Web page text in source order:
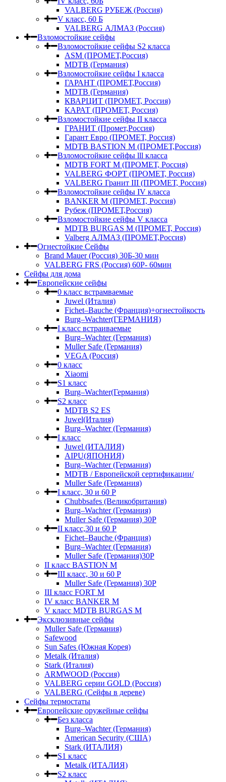
VALBERG РУБЕЖ (Россия)
V класс, 60 Б
VALBERG АЛМАЗ (Россия)
Взломостойкие сейфы
Взломостойкие сейфы S2 класса
ASM (ПРОМЕТ,Россия)
MDTB (Германия)
Взломостойкие сейфы I класса
ГАРАНТ (ПРОМЕТ,Россия)
MDTB (Германия)
КВАРЦИТ (ПРОМЕТ, Россия)
КАРАТ (ПРОМЕТ, Россия)
Взломостойкие сейфы II класса
ГРАНИТ (Промет,Россия)
Гарант Евро (ПРОМЕТ, Россия)
MDTB BASTION M (ПРОМЕТ,Россия)
Взломостойкие сейфы lll класса
MDTB FORT M (ПРОМЕТ, Россия)
VALBERG ФОРТ (ПРОМЕТ, Россия)
VALBERG Гранит III (ПРОМЕТ, Россия)
Взломостойкие сейфы IV класса
BANKER M (ПРОМЕТ, Россия)
Рубеж (ПРОМЕТ,Россия)
Взломостойкие сейфы V класса
MDTB BURGAS M (ПРОМЕТ, Россия)
Valberg АЛМАЗ (ПРОМЕТ,Россия)
Огнестойкие Сейфы
Brand Mauer (Россия) 30Б-30 мин
VALBERG FRS (Россия) 60Р- 60мин
Сейфы для дома
Европейские сейфы
0 класс встрамваемые
Juwel (Италия)
Fichet–Bauche (Франция)+огнестойкость
Burg–Wachter(ГЕРМАНИЯ)
I класс встраиваемые
Burg–Wachter (Германия)
Muller Safe (Германия)
VEGA (Россия)
0 класс
Xiaomi
S1 класс
Burg–Wachter(Германия)
S2 класс
MDTB S2 ES
Juwel(Италия)
Burg–Wachter (Германия)
I класс
Juwel (ИТАЛИЯ)
AIPU(ЯПОНИЯ)
Burg–Wachter (Германия)
MDTB / Европейской сертификации/
Muller Safe (Германия)
I класс, 30 и 60 P
Chubbsafes (Великобритания)
Burg–Wachter (Германия)
Muller Safe (Германия) 30Р
II класс,30 и 60 P
Fichet–Bauche (Франция)
Burg–Wachter (Германия)
Muller Safe (Германия)30P
II класс BASTION M
III класс, 30 и 60 P
Muller Safe (Германия) 30Р
III класс FORT M
IV класс BANKER M
V класс МDTB BURGAS M
Эксклюзивные сейфы
Muller Safe (Германия)
Safewood
Sun Safes (Южная Корея)
Metalk (Италия)
Stark (Италия)
ARMWOOD (Россия)
VALBERG серии GOLD (Россия)
VALBERG (Сейфы в дереве)
Сейфы термостаты
Европейские оружейные сейфы
Без класса
Burg–Wachter (Германия)
American Security (США)
Stark (ИТАЛИЯ)
S1 класс
Metalk (ИТАЛИЯ)
S2 класс